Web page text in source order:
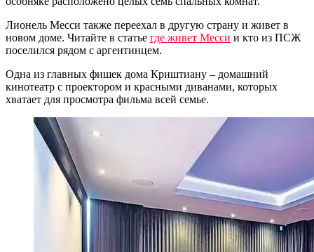
Лионель Месси также переехал в другую страну и живет в
новом доме. Читайте в статье где живет Месси и кто из ПСЖ
поселился рядом с аргентинцем.
Одна из главных фишек дома Криштиану – домашний
кинотеатр с проектором и красными диванами, которых
хватает для просмотра фильма всей семье.